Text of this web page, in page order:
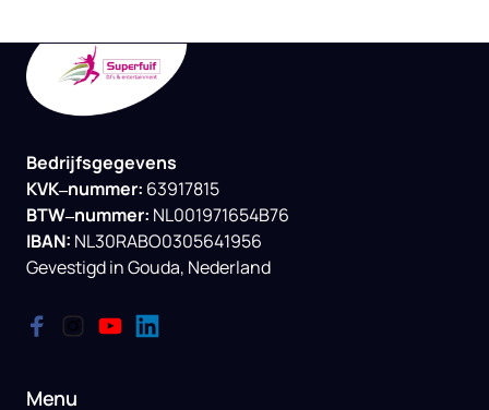
Bedrijfsgegevens
KVK‒nummer:
BTW‒nummer:
IBAN: NL30RABO0305641956
Gevestigd in Gouda, Nederland
Menu